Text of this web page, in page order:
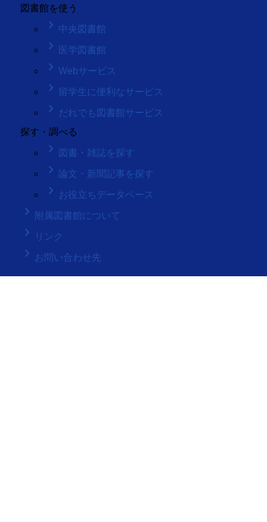
図書館を使う
keyboard_arrow_right 中央図書館
keyboard_arrow_right 医学図書館
keyboard_arrow_right Webサービス
keyboard_arrow_right 留学生に便利なサービス
keyboard_arrow_right だれでも図書館サービス
探す・調べる
keyboard_arrow_right 図書・雑誌を探す
keyboard_arrow_right 論文・新聞記事を探す
keyboard_arrow_right お役立ちデータベース
keyboard_arrow_right 附属図書館について
keyboard_arrow_right リンク
keyboard_arrow_right お問い合わせ先